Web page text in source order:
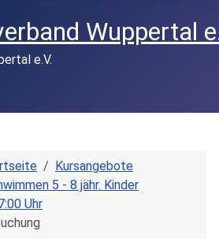
e.V.
Kursangebote
5 - 8 jähr. Kinder
Uhr